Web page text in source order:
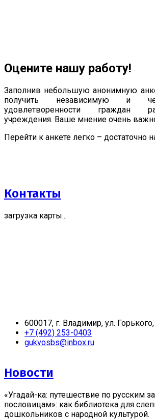
Оцените нашу работу!
Заполнив небольшую анонимную
получить независимую и
удовлетворенности граждан
учреждения. Ваше мнение очень
Перейти к анкете легко – достаточно
Контакты
загрузка карты...
600017, г. Владимир, ул.
+7 (492) 253-0403
gukvosbs@inbox.ru
Новости
«Угадай-ка: путешествие по русским
пословицам»: как библиотека для
дошкольников с народной культурой.